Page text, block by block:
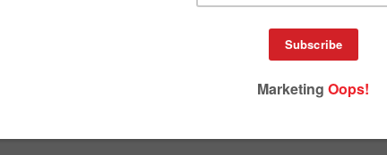
นู “Meal of Misfortune” หรือมื้ออาหารแห่งหายนะที่จะเปิด
ระตุ้น พร้อมกับเปลี่ยนโลโก้หนูน้อย Wendy’s ที่พลิกจาก